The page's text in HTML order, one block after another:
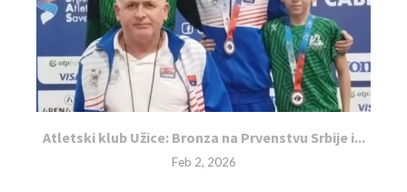
Atletski klub Užice: Bronza na Prvenstvu Srbije i...
Feb 2, 2026